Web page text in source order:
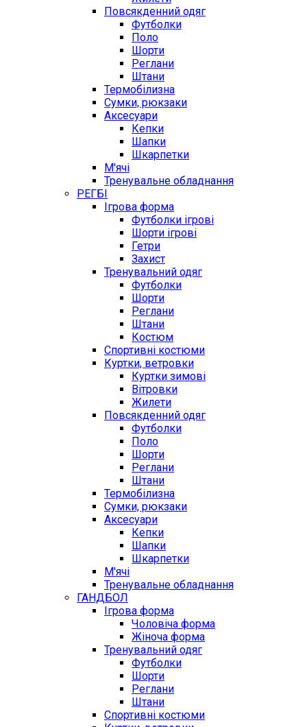
Повсякденний одяг
Футболки
Поло
Шорти
Реглани
Штани
Термобілизна
Сумки, рюкзаки
Аксесуари
Кепки
Шапки
Шкарпетки
М'ячі
Тренувальне обладнання
РЕГБІ
Ігрова форма
Футболки ігрові
Шорти ігрові
Гетри
Захист
Тренувальний одяг
Футболки
Шорти
Реглани
Штани
Костюм
Спортивні костюми
Куртки, ветровки
Куртки зимові
Вітровки
Жилети
Повсякденний одяг
Футболки
Поло
Шорти
Реглани
Штани
Термобілизна
Сумки, рюкзаки
Аксесуари
Кепки
Шапки
Шкарпетки
М'ячі
Тренувальне обладнання
ГАНДБОЛ
Ігрова форма
Чоловіча форма
Жіноча форма
Тренувальний одяг
Футболки
Шорти
Реглани
Штани
Спортивні костюми